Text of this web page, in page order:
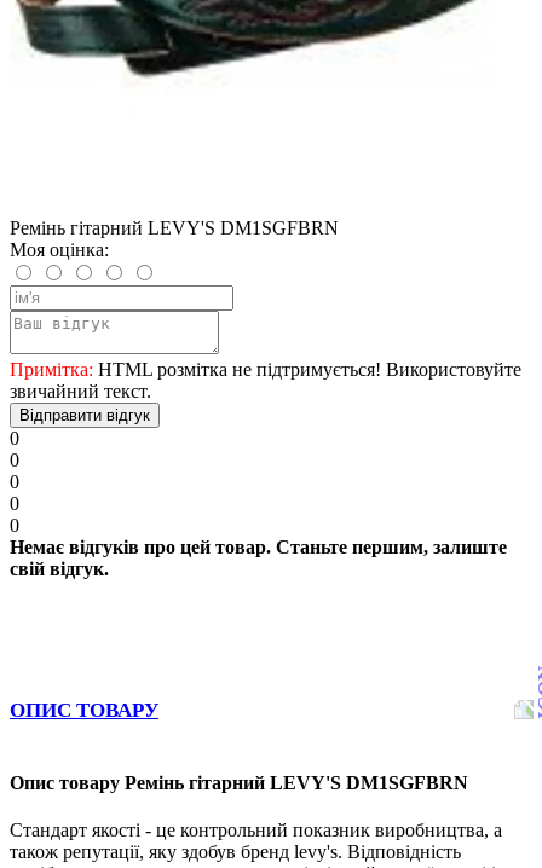
Ремінь гітарний LEVY'S DM1SGFBRN
Моя оцінка:
Примітка: HTML розмітка не підтримується! Використовуйте
звичайний текст.
Відправити відгук
0
0
0
0
0
Немає відгуків про цей товар. Станьте першим, залиште
свій відгук.
ОПИС ТОВАРУ
Опис товару Ремінь гітарний LEVY'S DM1SGFBRN
Стандарт якості - це контрольний показник виробництва, а
також репутації, яку здобув бренд levy's. Відповідність